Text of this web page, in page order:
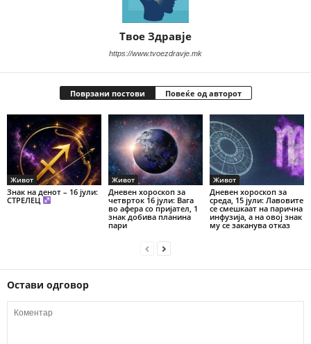
Твое Здравје
https://www.tvoezdravje.mk
Поврзани постови Повеќе од авторот
Живот
Знак на денот – 16 јули:
СТРЕЛЕЦ
Живот
Дневен хороскоп за
четврток 16 јули: Вага
во афера со пријател, 1
знак добива планина
пари
Живот
Дневен хороскоп за
среда, 15 јули: Лавовите
се смешкаат на парична
инфузија, а на овој знак
му се заканува отказ
Остави одговор